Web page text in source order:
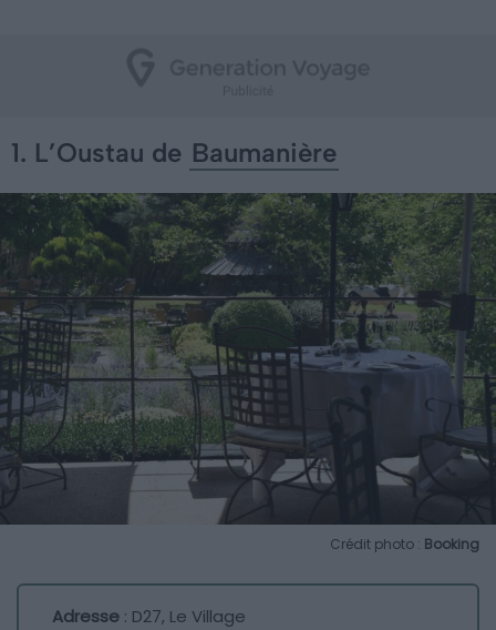
1. L’Oustau de Baumanière
Crédit photo : Booking
Adresse : D27, Le Village